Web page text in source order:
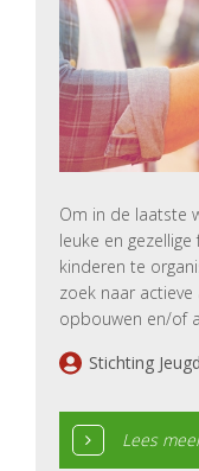
Om in de laatste
leuke en
kinderen te
zoek naar
opbouwen en/of
Stichting
Lees